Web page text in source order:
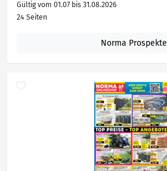
Gültig vom 01.07 bis 31.08.2026
24 Seiten
Norma Prospekte